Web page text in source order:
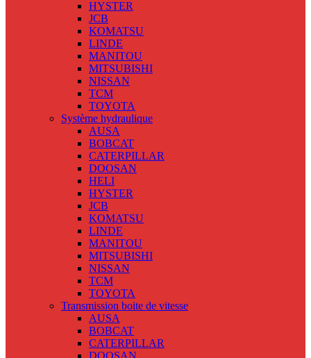
HYSTER
JCB
KOMATSU
LINDE
MANITOU
MITSUBISHI
NISSAN
TCM
TOYOTA
Système hydraulique
AUSA
BOBCAT
CATERPILLAR
DOOSAN
HELI
HYSTER
JCB
KOMATSU
LINDE
MANITOU
MITSUBISHI
NISSAN
TCM
TOYOTA
Transmission boite de vitesse
AUSA
BOBCAT
CATERPILLAR
DOOSAN